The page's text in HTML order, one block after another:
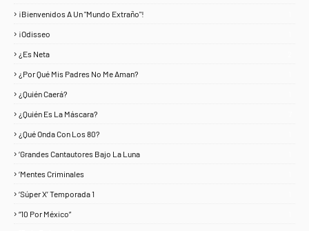
¡Bienvenidos A Un "Mundo Extraño"!
¡Odisseo
¿Es Neta
¿Por Qué Mis Padres No Me Aman?
¿Quién Caerá?
¿Quién Es La Máscara?
¿Qué Onda Con Los 80?
‘Grandes Cantautores Bajo La Luna
‘Mentes Criminales
‘Súper X’ Temporada 1
“10 Por México”